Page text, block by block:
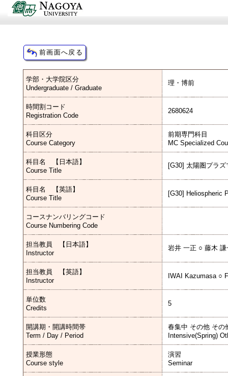
学部・大学院区分
Undergraduate / Graduate
理・博前
時間割コード
Registration Code
2680624
科目区分
Course Category
前期専門科目
MC Specialized
科目名 【日本語】
Course Title
[G30] 太陽圏プラ
科目名 【英語】
Course Title
[G30] Heliospheric
コースナンバリングコード
Course Numbering Code
担当教員 【日本語】
Instructor
岩井 一正 ○ 藤木 謙
担当教員 【英語】
Instructor
IWAI Kazumasa ○
単位数
Credits
5
開講期・開講時間帯
Term / Day / Period
春集中 その他 その
Intensive(Spring)
授業形態
Course style
演習
Seminar